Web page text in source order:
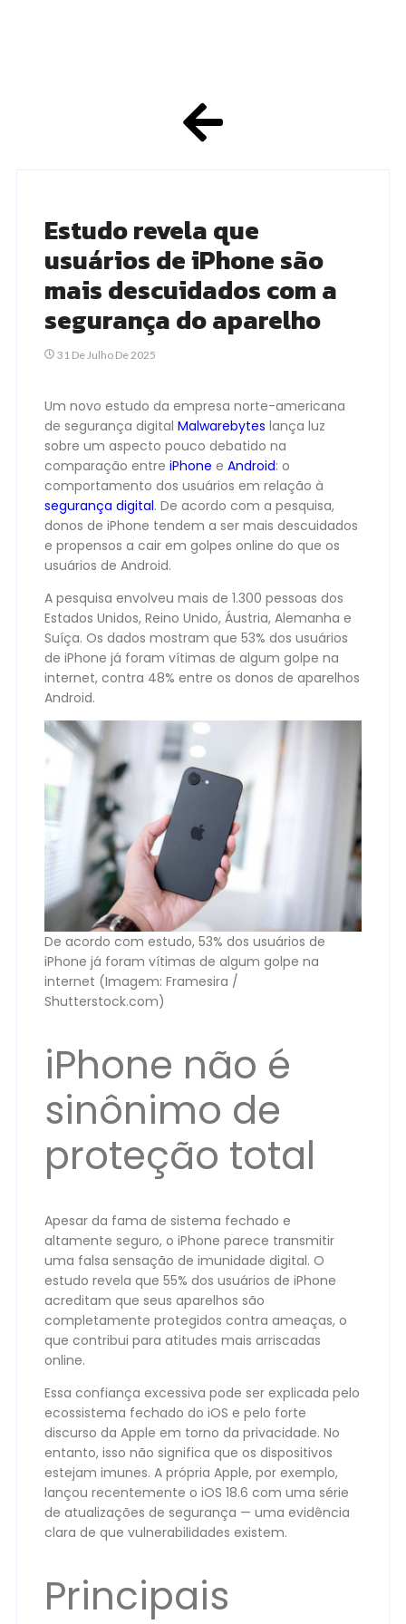
Estudo revela que
usuários de iPhone são
mais descuidados com a
segurança do aparelho
31 De Julho De 2025
Um novo estudo da empresa norte-americana
de segurança digital Malwarebytes lança luz
sobre um aspecto pouco debatido na
comparação entre iPhone e Android: o
comportamento dos usuários em relação à
segurança digital. De acordo com a pesquisa,
donos de iPhone tendem a ser mais descuidados
e propensos a cair em golpes online do que os
usuários de Android.
A pesquisa envolveu mais de 1.300 pessoas dos
Estados Unidos, Reino Unido, Áustria, Alemanha e
Suíça. Os dados mostram que 53% dos usuários
de iPhone já foram vítimas de algum golpe na
internet, contra 48% entre os donos de aparelhos
Android.
De acordo com estudo, 53% dos usuários de
iPhone já foram vítimas de algum golpe na
internet (Imagem: Framesira /
Shutterstock.com)
iPhone não é
sinônimo de
proteção total
Apesar da fama de sistema fechado e
altamente seguro, o iPhone parece transmitir
uma falsa sensação de imunidade digital. O
estudo revela que 55% dos usuários de iPhone
acreditam que seus aparelhos são
completamente protegidos contra ameaças, o
que contribui para atitudes mais arriscadas
online.
Essa confiança excessiva pode ser explicada pelo
ecossistema fechado do iOS e pelo forte
discurso da Apple em torno da privacidade. No
entanto, isso não significa que os dispositivos
estejam imunes. A própria Apple, por exemplo,
lançou recentemente o iOS 18.6 com uma série
de atualizações de segurança — uma evidência
clara de que vulnerabilidades existem.
Principais